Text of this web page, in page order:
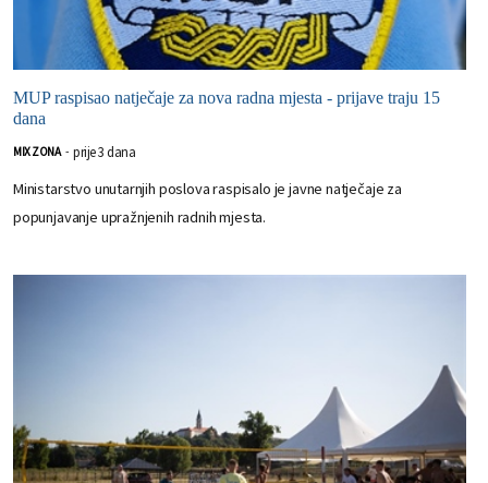
MUP raspisao natječaje za nova radna mjesta - prijave traju 15
dana
MIX ZONA - prije 3 dana
Ministarstvo unutarnjih poslova raspisalo je javne natječaje za
popunjavanje upražnjenih radnih mjesta.